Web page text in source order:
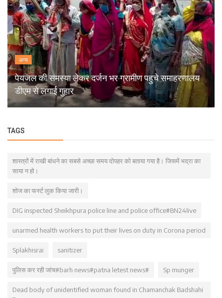
अन्य
पेयजल की समस्या लेकर दर्जन भर ग्रामीण पहुचे समाहरणालय
डीएम से लगाई गुहार
TAGS
शास्त्रों में राखी बांधने का सबसे अच्छा समय दोपहर को बताया गया है। जिसमें भद्रा का
साया न हो।
शोज का फर्स्ट लुक किया जारी।
DIG inspected Sheikhpura police line and police office#BN24live
unarmed health workers to put their lives on duty in Corona period
Splakhisrai sanitizer
पुलिस कर रही जांच#barh news#patna letest news# Sp munger
Dead body of unidentified woman found in Chamanchak Badshahi